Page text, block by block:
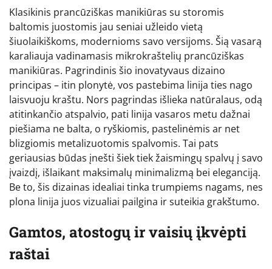
Klasikinis prancūziškas manikiūras su storomis
baltomis juostomis jau seniai užleido vietą
šiuolaikiškoms, modernioms savo versijoms. Šią vasarą
karaliauja vadinamasis mikrokraštelių prancūziškas
manikiūras. Pagrindinis šio inovatyvaus dizaino
principas – itin plonytė, vos pastebima linija ties nago
laisvuoju kraštu. Nors pagrindas išlieka natūralaus, odą
atitinkančio atspalvio, pati linija vasaros metu dažnai
piešiama ne balta, o ryškiomis, pastelinėmis ar net
blizgiomis metalizuotomis spalvomis. Tai pats
geriausias būdas įnešti šiek tiek žaismingų spalvų į savo
įvaizdį, išlaikant maksimalų minimalizmą bei eleganciją.
Be to, šis dizainas idealiai tinka trumpiems nagams, nes
plona linija juos vizualiai pailgina ir suteikia grakštumo.
Gamtos, atostogų ir vaisių įkvėpti
raštai